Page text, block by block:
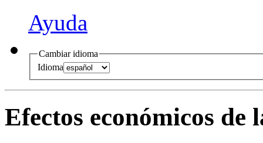
Ayuda
Cambiar idioma
Idioma
Efectos económicos de